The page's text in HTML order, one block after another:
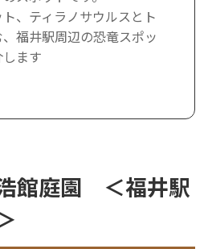
、ティラノサウルスとト
福井駅周辺の恐竜スポッ
ます
館庭園 ＜福井駅